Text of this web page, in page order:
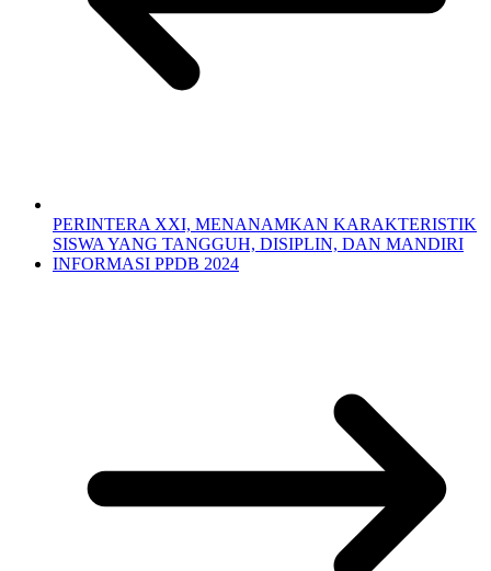
PERINTERA XXI, MENANAMKAN KARAKTERISTIK
SISWA YANG TANGGUH, DISIPLIN, DAN MANDIRI
INFORMASI PPDB 2024